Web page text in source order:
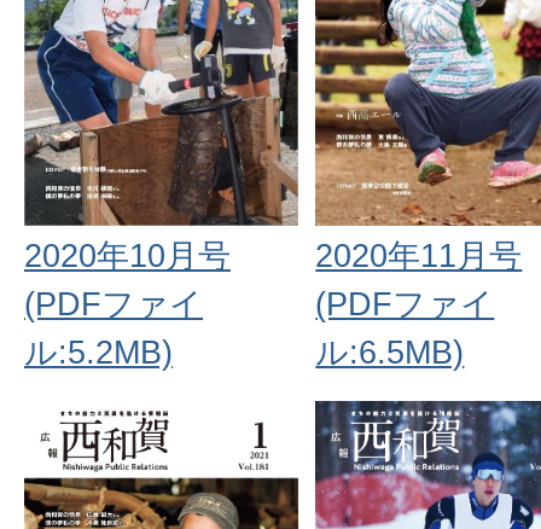
2020年10月号
(PDFファイ
ル:5.2MB)
2020年11月号
(PDFファイ
ル:6.5MB)